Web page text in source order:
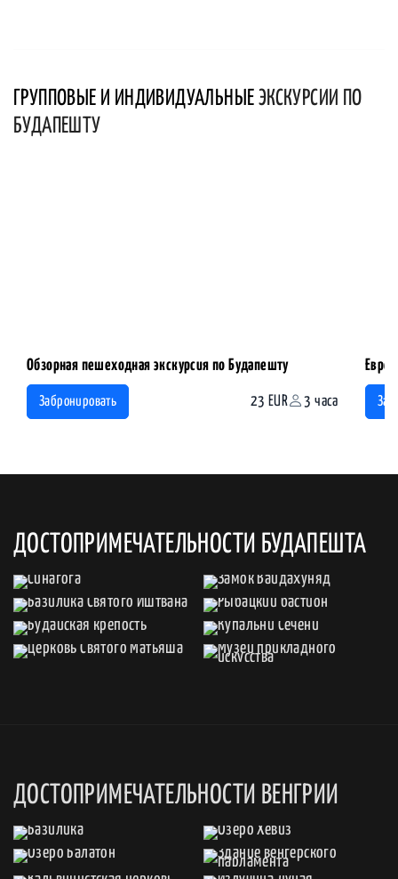
ГРУППОВЫЕ И ИНДИВИДУАЛЬНЫЕ ЭКСКУРСИИ ПО
БУДАПЕШТУ
Обзорная пешеходная экскурсия по Будапешту
Забронировать 23 EUR 3 часа
ДОСТОПРИМЕЧАТЕЛЬНОСТИ БУДАПЕШТА
ДОСТОПРИМЕЧАТЕЛЬНОСТИ ВЕНГРИИ